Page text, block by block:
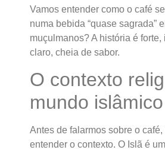
Vamos entender como o café
numa bebida “quase sagrada”
muçulmanos? A história é forte,
claro, cheia de sabor.
O contexto
mundo islâmico
Antes de falarmos sobre o café,
entender o contexto. O Islã é